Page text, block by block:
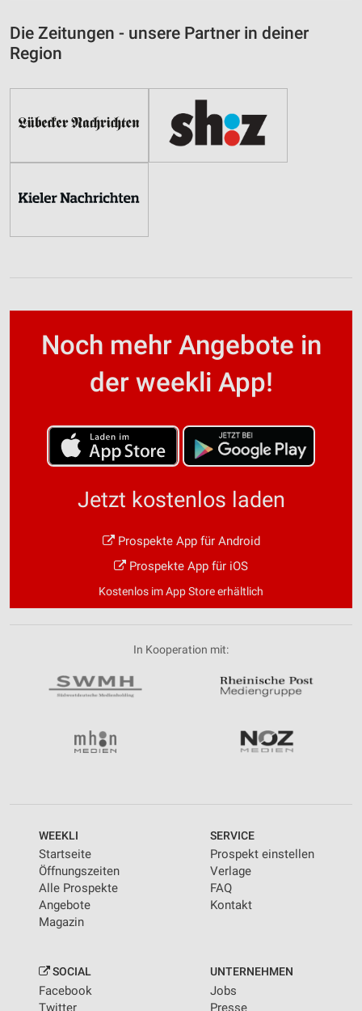
Die Zeitungen - unsere Partner in deiner
Region
Noch mehr Angebote in
der weekli App!
Jetzt kostenlos laden
Prospekte App für Android
Prospekte App für iOS
Kostenlos im App Store erhältlich
In Kooperation mit:
WEEKLI
Startseite
Öffnungszeiten
Alle Prospekte
Angebote
Magazin
SERVICE
Prospekt einstellen
Verlage
FAQ
Kontakt
SOCIAL
Facebook
Twitter
UNTERNEHMEN
Jobs
Presse